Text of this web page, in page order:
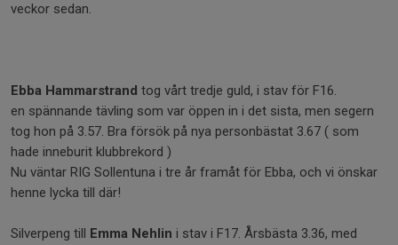
veckor sedan.
Ebba Hammarstrand tog vårt tredje guld, i stav för F16.
en spännande tävling som var öppen in i det sista, men segern
tog hon på 3.57. Bra försök på nya personbästat 3.67 ( som
hade inneburit klubbrekord )
Nu väntar RIG Sollentuna i tre år framåt för Ebba, och vi önskar
henne lycka till där!
Silverpeng till Emma Nehlin i stav i F17. Årsbästa 3.36, med